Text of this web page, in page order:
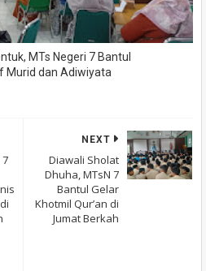
MTs Negeri 7 Bantul
Murid dan Adiwiyata
NEXT
Diawali Sholat
Dhuha, MTsN 7
Bantul Gelar
Khotmil Qur’an di
Jumat Berkah